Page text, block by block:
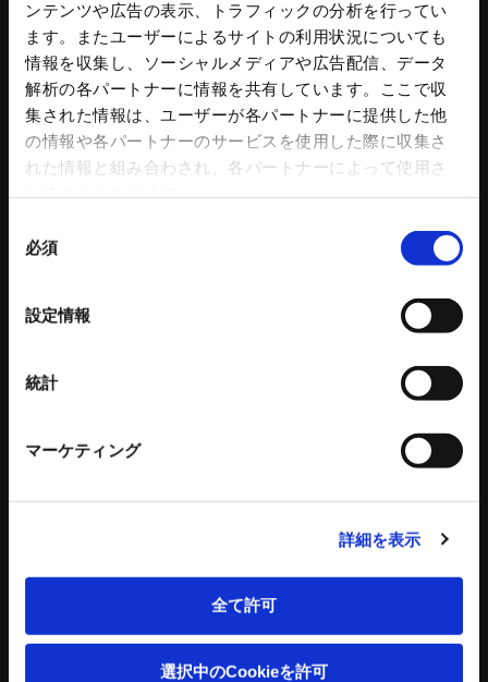
ンテンツや広告の表示、トラフィックの分析を行ってい
ます。またユーザーによるサイトの利用状況についても
情報を収集し、ソーシャルメディアや広告配信、データ
解析の各パートナーに情報を共有しています。ここで収
集された情報は、ユーザーが各パートナーに提供した他
の情報や各パートナーのサービスを使用した際に収集さ
れた情報と組み合わされ、各パートナーによって使用さ
必須
設定情報
統計
マーケティング
詳細を表示
全て許可
選択中のCookieを許可
チャック部品
把握力計
回転シリンダ
NC円テーブル
NC円テーブルオプション
パワーバイス
バイス部品
ワークグリッパ
自動化ソリューション
各種チラシダウンロード
生産終了品のご案内
プラント水処理設備
プラント付帯設備
トリートメントプロ
コンクリートプラント 関連記事
環境設備
リサイクルプラントシステム
バッチ式産業用混練機シリーズ
もみがら成形機
縦型固液分離装置
タワークレーン - ビルマンシリーズ
建設機械 関連記事